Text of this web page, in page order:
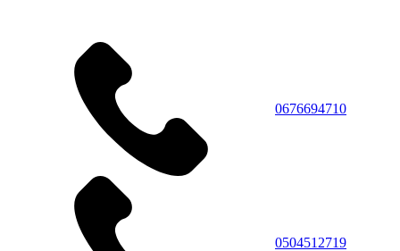
0676694710
0504512719